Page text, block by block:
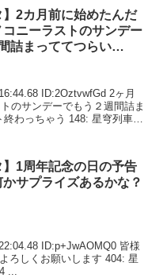
】2カ月前に始めたんだ
コニーラストのサンデー
詰まっててつらい…
ID:2OztvwfGd 2ヶ月
のサンデーでもう２週間詰ま
わっちゃう 148: 星穹列車
】1周年記念の日の予告
サプライズあるかな？
ID:p+JwAOMQ0 皆様
ろしくお願いします 404: 星
...